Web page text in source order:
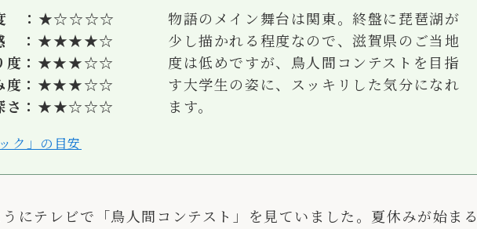
度 ：★☆☆☆☆
：★★★★☆
度：★★★☆☆
度：★★★☆☆
さ：★★☆☆☆
ク」の目安
物語のメイン舞台は関東。終盤に琵琶湖が
少し描かれる程度なので、滋賀県のご当地
度は低めですが、鳥人間コンテストを目指
す大学生の姿に、スッキリした気分になれ
ます。
にテレビで「鳥人間コンテスト」を見ていました。夏休みが始まる